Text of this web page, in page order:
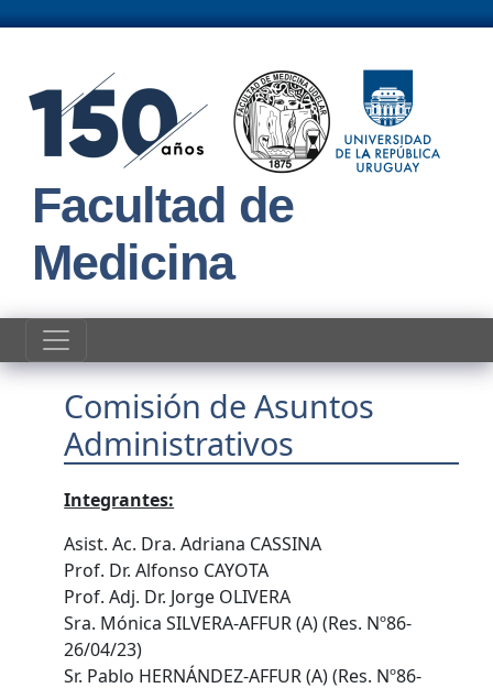
Facultad de
Medicina
Comisión de Asuntos
Administrativos
Integrantes:
Asist. Ac. Dra. Adriana CASSINA
Prof. Dr. Alfonso CAYOTA
Prof. Adj. Dr. Jorge OLIVERA
Sra. Mónica SILVERA-AFFUR (A) (Res. Nº86-
26/04/23)
Sr. Pablo HERNÁNDEZ-AFFUR (A) (Res. Nº86-